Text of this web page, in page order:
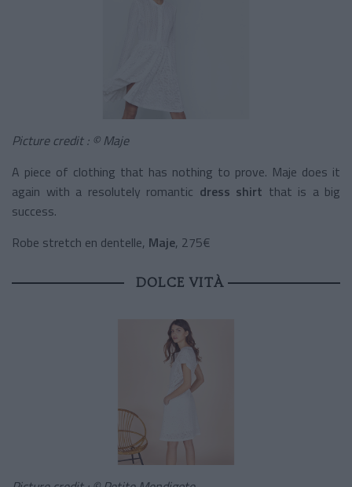
Picture credit : © Maje
A piece of clothing that has nothing to prove. Maje does it
again with a resolutely romantic dress shirt that is a big
success.
Robe stretch en dentelle, Maje, 275€
DOLCE VITÀ